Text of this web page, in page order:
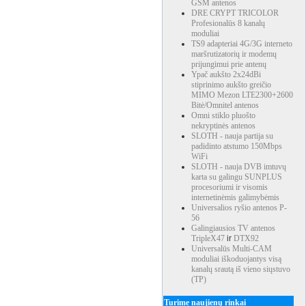
GSM antenos
DRE CRYPT TRICOLOR
Profesionalūs 8 kanalų
moduliai
TS9 adapteriai 4G/3G interneto
maršrutizatorių ir modemų
prijungimui prie antenų
Ypač aukšto 2x24dBi
stiprinimo aukšto greičio
MIMO Mezon LTE2300+2600
Bitė/Omnitel antenos
Omni stiklo pluošto
nekryptinės antenos
SLOTH - nauja partija su
padidinto atstumo 150Mbps
WiFi
SLOTH - nauja DVB imtuvų
karta su galingu SUNPLUS
procesoriumi ir visomis
internetinėmis galimybėmis
Universalios ryšio antenos P-
56
Galingiausios TV antenos
TripleX47 ir DTX92
Universalūs Multi-CAM
moduliai iškoduojantys visą
kanalų srautą iš vieno siųstuvo
(TP)
Turime naujienų rinkai